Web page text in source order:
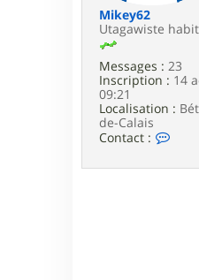
Mikey62
Utagawiste
Messages : 23
Inscription : 14
09:21
Localisation :
de-Calais
Contact :